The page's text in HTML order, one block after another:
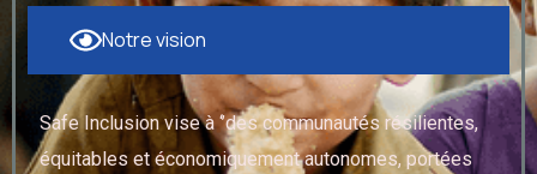
Notre vision
Safe Inclusion vise à ‘’des communautés résilientes,
équitables et économiquement autonomes, portées